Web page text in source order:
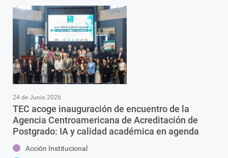
24 de Junio 2026
TEC acoge inauguración de encuentro de la
Agencia Centroamericana de Acreditación de
Postgrado: IA y calidad académica en agenda
Acción Institucional